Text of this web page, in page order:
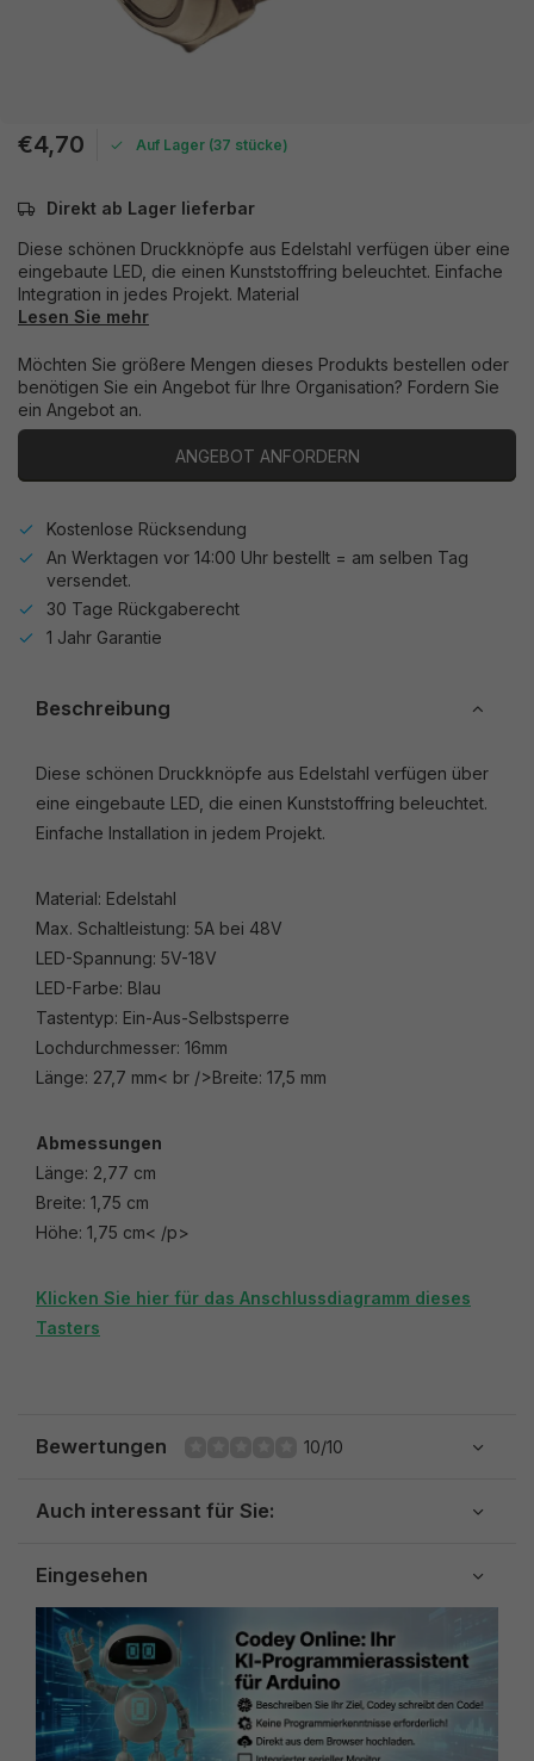
€4,70 Auf Lager (37 stücke)
Direkt ab Lager lieferbar
Diese schönen Druckknöpfe aus Edelstahl verfügen über eine
eingebaute LED, die einen Kunststoffring beleuchtet. Einfache
Integration in jedes Projekt. Material
Lesen Sie mehr
Möchten Sie größere Mengen dieses Produkts bestellen oder
benötigen Sie ein Angebot für Ihre Organisation? Fordern Sie
ein Angebot an.
ANGEBOT ANFORDERN
Kostenlose Rücksendung
An Werktagen vor 14:00 Uhr bestellt = am selben Tag
versendet.
30 Tage Rückgaberecht
1 Jahr Garantie
Beschreibung
Diese schönen Druckknöpfe aus Edelstahl verfügen über
eine eingebaute LED, die einen Kunststoffring beleuchtet.
Einfache Installation in jedem Projekt.
Material: Edelstahl
Max. Schaltleistung: 5A bei 48V
LED-Spannung: 5V-18V
LED-Farbe: Blau
Tastentyp: Ein-Aus-Selbstsperre
Lochdurchmesser: 16mm
Länge: 27,7 mm< br />Breite: 17,5 mm
Abmessungen
Länge: 2,77 cm
Breite: 1,75 cm
Höhe: 1,75 cm< /p>
Klicken Sie hier für das Anschlussdiagramm dieses
Tasters
Bewertungen 10/10
Auch interessant für Sie:
Eingesehen